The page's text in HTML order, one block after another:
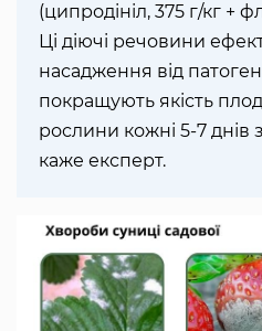
(ципродініл, 375 г/кг +
Ці діючі речовини
насадження від
покращують якість
рослини кожні 5-7 днів
каже експерт.